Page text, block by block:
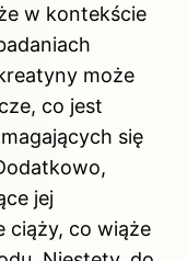
w kontekście
może
co jest
się
jej
ciąży, co wiąże